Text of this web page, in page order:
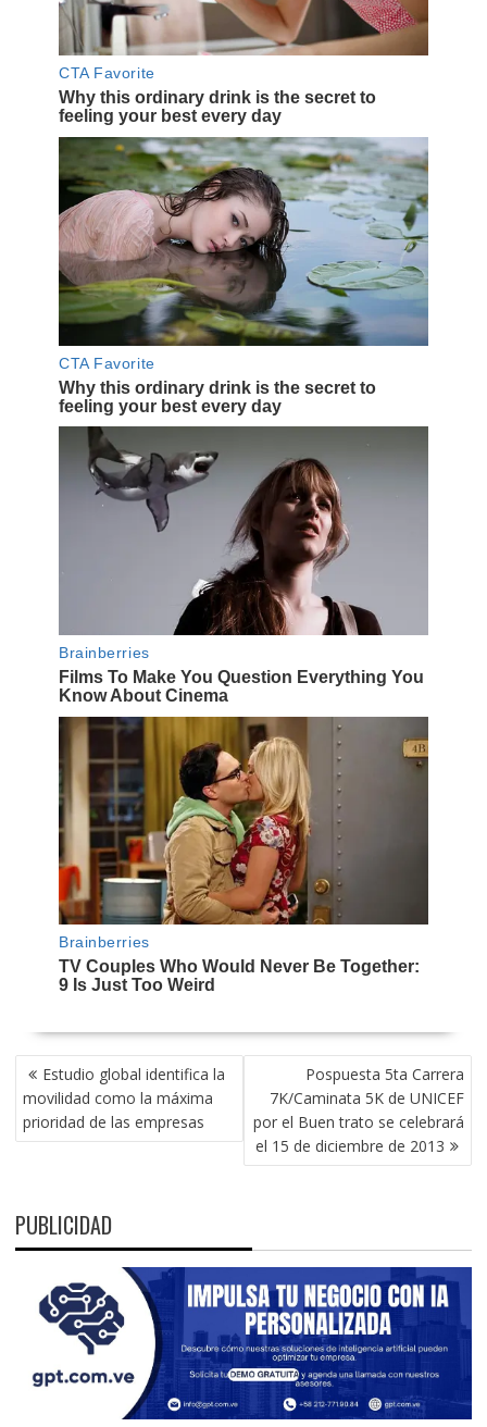
NAVEGACIÓN
DE
ENTRADAS
Estudio global identifica la
movilidad como la máxima
prioridad de las empresas
Pospuesta 5ta Carrera
7K/Caminata 5K de UNICEF
por el Buen trato se celebrará
el 15 de diciembre de 2013
PUBLICIDAD